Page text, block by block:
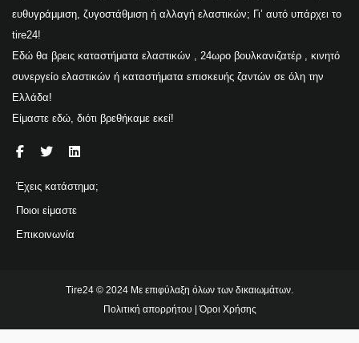
ευθυγράμμιση, ζυγοστάθμιση ή αλλαγή ελαστικών; Γι’ αυτό υπάρχει το
tire24!
Εδώ θα βρεις καταστήματα ελαστικών , 24ωρο βουλκανιζατέρ , κινητό
συνεργείο ελαστικών ή καταστήματα επισκευής ζαντών σε όλη την
Ελλάδα!
Είμαστε εδώ, διότι βρεθήκαμε εκεί!
Έχεις κατάστημα;
Ποιοι είμαστε
Επικοινωνία
Tire24 © 2024 Με επιφύλαξη όλων των δικαιωμάτων.
Πολιτική απορρήτου |Όροι Χρήσης